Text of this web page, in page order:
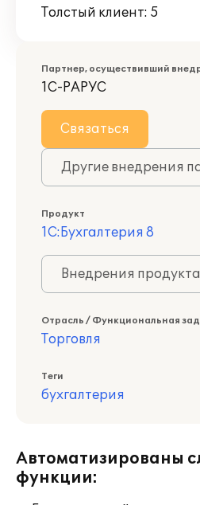
Толстый клиент: 5
Партнер, осуществивший
1С-РАРУС
Связаться
Другие внедрения
Продукт
1С:Бухгалтерия 8
Внедрения
Отрасль / Функциональная
Торговля
Теги
бухгалтерия
Автоматизированы
функции: